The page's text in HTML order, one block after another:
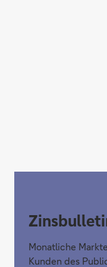
Monatliche
Kunden des